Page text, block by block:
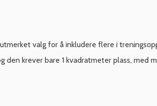
valg for å inkludere flere i
krever bare 1 kvadratmeter plass, med